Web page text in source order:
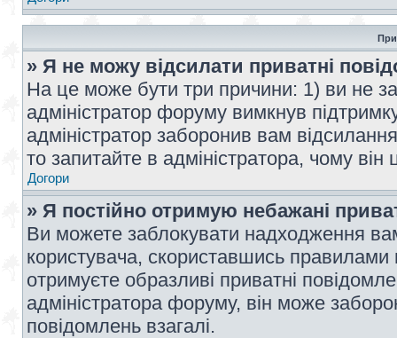
» Я не можу відсилати приватні
На це може бути три причини: 1) ви не
адміністратор форуму вимкнув
адміністратор заборонив вам
то запитайте в адміністратора, чому він
Догори
» Я постійно отримую небажані
Ви можете заблокувати надходження
користувача, скориставшись
отримуєте образливі приватні
адміністратора форуму, він може
повідомлень взагалі.